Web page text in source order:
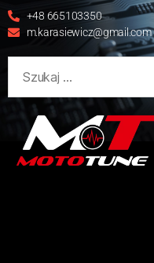
+48 665103350
m.karasiewicz@gmail.com